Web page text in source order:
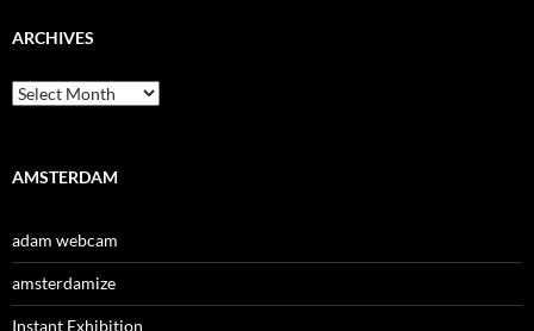
ARCHIVES
Archives
AMSTERDAM
adam webcam
amsterdamize
Instant Exhibition